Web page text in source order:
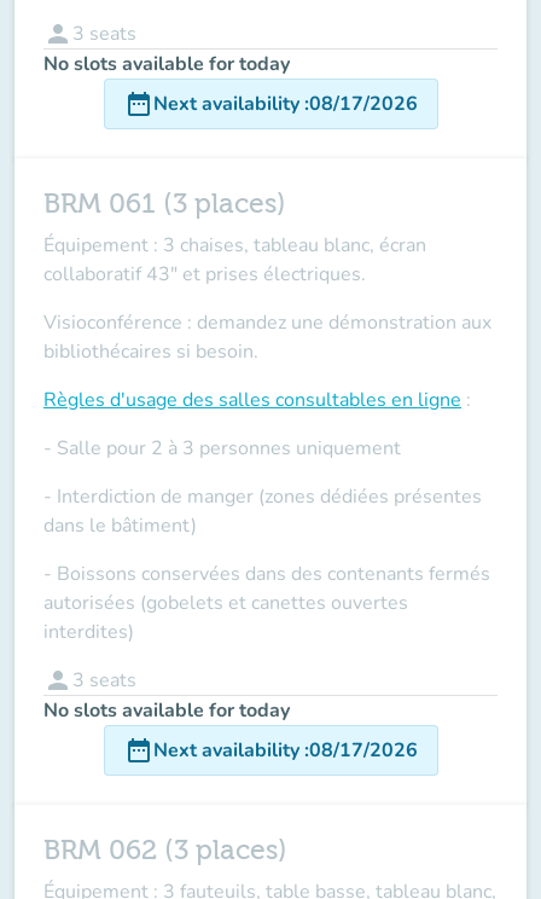
person 3 seats
No slots available for today
date_rangeNext availability:08/17/2026
BRM 061 (3 places)
Équipement : 3 chaises, tableau blanc, écran
collaboratif 43" et prises électriques.
Visioconférence : demandez une démonstration aux
bibliothécaires si besoin.
Règles d'usage des salles consultables en ligne :
- Salle pour 2 à 3 personnes uniquement
- Interdiction de manger (zones dédiées présentes
dans le bâtiment)
- Boissons conservées dans des contenants fermés
autorisées (gobelets et canettes ouvertes
interdites)
person 3 seats
No slots available for today
date_rangeNext availability:08/17/2026
BRM 062 (3 places)
Équipement : 3 fauteuils, table basse, tableau blanc,